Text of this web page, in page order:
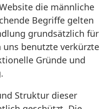
die männliche
Begriffe gelten
grundsätzlich für
uns benutzte verkürzte
Gründe und
Struktur dieser